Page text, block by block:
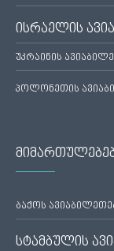
ისრაელის
უკრაინის
პოლონეთის
ბაქოს
სტამბულის